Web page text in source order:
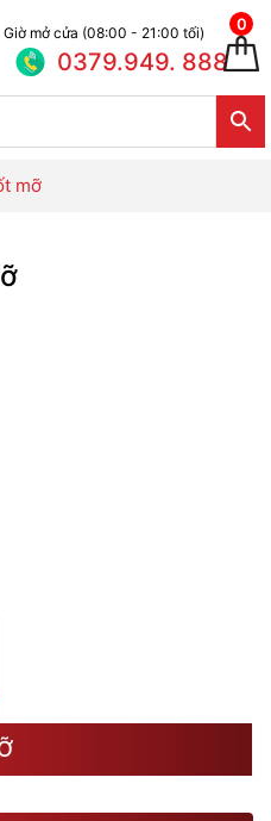
Giờ mở cửa (08:00 - 21:00 tối)
0379.949. 888
0
mỡ
VND.